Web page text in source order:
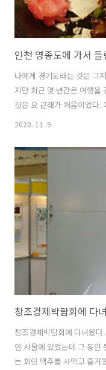
인천 영종도에 가서 들
나에게 경기도라는 것은 그
지만 최근 몇 년간은 여행을
것은 요 근래가 처음이었다.
이도를 추천한 기억이 있어
데 7천원이 넘는 고속도로
자본의 힘에 놀랐었다. 저녁
놀다가 밤에 숙소로 돌아와
사께에 들렀었다. 기본 찬으
시원한 것이 참 좋았다. 계
일어났었던 ..
2020. 11. 9.
창조경제박람회에 다
창조경제박람회에 다녀왔
안 서울에 있었는데 그 동안
는 회랑 맥주를 사먹고 즐거